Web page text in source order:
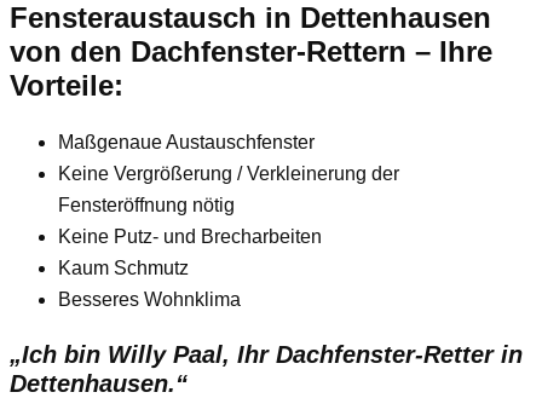
Fensteraustausch in Dettenhausen
von den Dachfenster-Rettern – Ihre
Vorteile:
Maßgenaue Austauschfenster
Keine Vergrößerung / Verkleinerung der
Fensteröffnung nötig
Keine Putz- und Brecharbeiten
Kaum Schmutz
Besseres Wohnklima
„Ich bin Willy Paal, Ihr Dachfenster-Retter in
Dettenhausen.“